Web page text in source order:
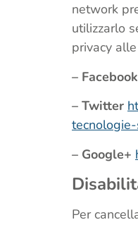
network
utilizzarlo
privacy
– Facebook
– Twitter
– Google+
Per